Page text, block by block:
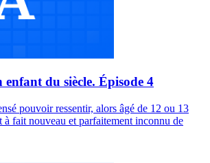
enfant du siècle. Épisode 4
pouvoir ressentir, alors âgé de 12 ou 13
à fait nouveau et parfaitement inconnu de